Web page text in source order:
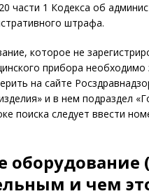
части 1 Кодекса об
штрафа.
которое не
прибора необходимо
на сайте
и в нем подраздел
поиска следует ввести
оборудование
и чем